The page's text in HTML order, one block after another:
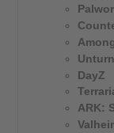
DayZ
ARK: